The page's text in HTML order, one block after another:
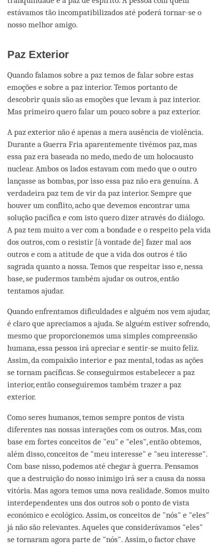
estávamos tão incompatibilizados até poderá tornar-se o
nosso melhor amigo.
Paz Exterior
Quando falamos sobre a paz temos de falar sobre estas
emoções e sobre a paz interior. Temos portanto de
descobrir quais são as emoções que levam à paz interior.
Mas primeiro quero falar um pouco sobre a paz exterior.
A paz exterior não é apenas a mera ausência de violência.
Durante a Guerra Fria aparentemente tivémos paz, mas
essa paz era baseada no medo, medo de um holocausto
nuclear. Ambos os lados estavam com medo que o outro
lançasse as bombas, por isso essa paz não era genuína. A
verdadeira paz tem de vir da paz interior. Sempre que
houver um conflito, acho que devemos encontrar uma
solução pacífica e com isto quero dizer através do diálogo.
A paz tem muito a ver com a bondade e o respeito pela vida
dos outros, com o resistir [à vontade de] fazer mal aos
outros e com a atitude de que a vida dos outros é tão
sagrada quanto a nossa. Temos que respeitar isso e, nessa
base, se pudermos também ajudar os outros, então
tentamos ajudar.
Quando enfrentamos dificuldades e alguém nos vem ajudar,
é claro que apreciamos a ajuda. Se alguém estiver sofrendo,
mesmo que proporcionemos uma simples compreensão
humana, essa pessoa irá apreciar e sentir-se muito feliz.
Assim, da compaixão interior e paz mental, todas as ações
se tornam pacíficas. Se conseguirmos estabelecer a paz
interior, então conseguiremos também trazer a paz
exterior.
Como seres humanos, temos sempre pontos de vista
diferentes nas nossas interações com os outros. Mas, com
base em fortes conceitos de "eu" e "eles", então obtemos,
além disso, conceitos de "meu interesse" e "seu interesse".
Com base nisso, podemos até chegar à guerra. Pensamos
que a destruição do nosso inimigo irá ser a causa da nossa
vitória. Mas agora temos uma nova realidade. Somos muito
interdependentes uns dos outros sob o ponto de vista
económico e ecológico. Assim, os conceitos de "nós" e "eles"
já não são relevantes. Aqueles que considerávamos "eles"
se tornaram agora parte de "nós". Assim, o factor chave